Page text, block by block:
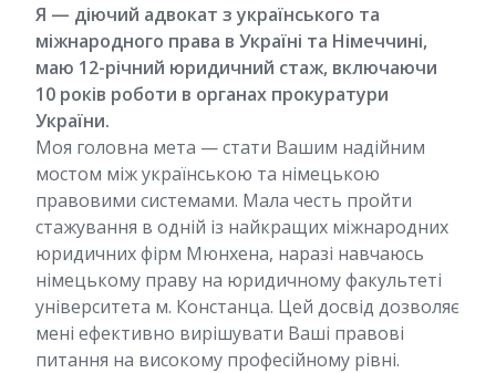
Я — діючий адвокат з українського та
міжнародного права в Україні та Німеччині,
маю 12-річний юридичний стаж, включаючи
10 років роботи в органах прокуратури
України.
Моя головна мета — стати Вашим надійним
мостом між українською та німецькою
правовими системами. Мала честь пройти
стажування в одній із найкращих міжнародних
юридичних фірм Мюнхена, наразі навчаюсь
німецькому праву на юридичному факультеті
університета м. Констанца. Цей досвід дозволяє
мені ефективно вирішувати Ваші правові
питання на високому професійному рівні.